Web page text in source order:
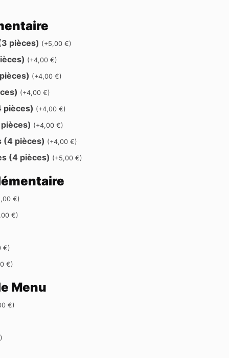
pièces) (+5,00€)
(+4,00€)
(+4,00€)
(+4,00€)
pièces) (+4,00€)
(+4,00€)
(4 pièces) (+4,00€)
(4 pièces) (+5,00€)
€)
€)
€)
€)
Menu
€)
)